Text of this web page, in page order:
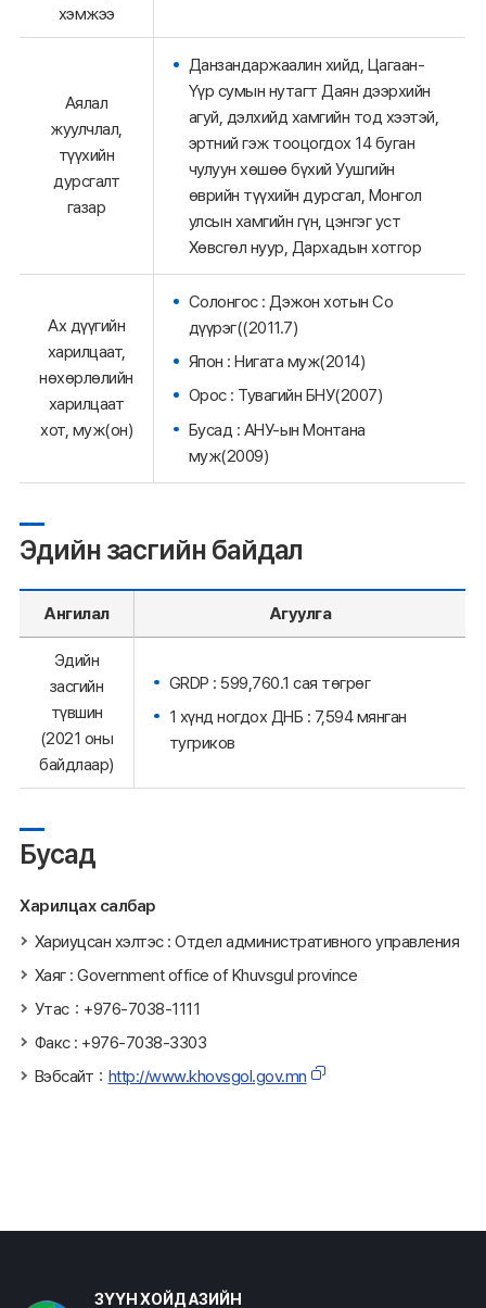
хэмжээ
Аялал
жуулчлал,
түүхийн
дурсгалт
газар
Данзандаржаалин хийд, Цагаан-
Үүр сумын нутагт Даян дээрхийн
агуй, дэлхийд хамгийн тод хээтэй,
эртний гэж тооцогдох 14 буган
чулуун хөшөө бүхий Уушгийн
өврийн түүхийн дурсгал, Монгол
улсын хамгийн гүн, цэнгэг уст
Хөвсгөл нуур, Дархадын хотгор
Ах дүүгийн
харилцаат,
нөхөрлөлийн
харилцаат
хот, муж(он)
Солонгос : Дэжон хотын Со
дүүрэг((2011.7)
Япон : Нигата муж(2014)
Орос : Тувагийн БНУ(2007)
Бусад : АНУ-ын Монтана
муж(2009)
Эдийн засгийн байдал
Ангилал Агуулга
Эдийн
засгийн
түвшин
(2021 оны
байдлаар)
GRDP : 599,760.1 сая төгрөг
1 хүнд ногдох ДНБ : 7,594 мянган
тугриков
Бусад
Харилцах салбар
Хариуцсан хэлтэс : Отдел административного управления
Хаяг : Government office of Khuvsgul province
Утас：+976-7038-1111
Факс : +976-7038-3303
Вэбсайт： http://www.khovsgol.gov.mn
ЗҮҮН ХОЙД АЗИЙН